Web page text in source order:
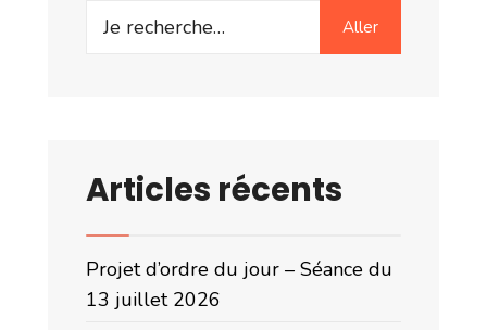
Search
Aller
Articles récents
Projet d’ordre du jour – Séance du
13 juillet 2026